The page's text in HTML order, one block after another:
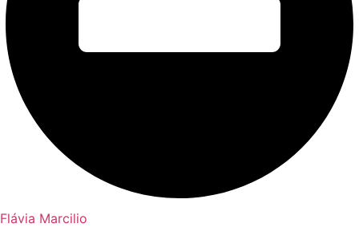
Flávia Marcilio